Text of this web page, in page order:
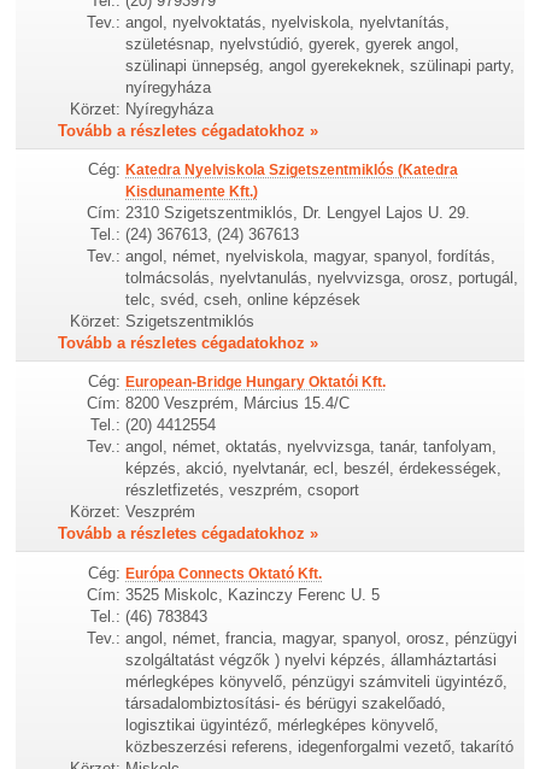
Tev.: angol, nyelvoktatás, nyelviskola, nyelvtanítás,
születésnap, nyelvstúdió, gyerek, gyerek angol,
szülinapi ünnepség, angol gyerekeknek, szülinapi party,
nyíregyháza
Körzet: Nyíregyháza
Tovább a részletes cégadatokhoz »
Cég: Katedra Nyelviskola Szigetszentmiklós (Katedra
Kisdunamente Kft.)
Cím: 2310 Szigetszentmiklós, Dr. Lengyel Lajos U. 29.
Tel.: (24) 367613, (24) 367613
Tev.: angol, német, nyelviskola, magyar, spanyol, fordítás,
tolmácsolás, nyelvtanulás, nyelvvizsga, orosz, portugál,
telc, svéd, cseh, online képzések
Körzet: Szigetszentmiklós
Tovább a részletes cégadatokhoz »
Cég: European-Bridge Hungary Oktatói Kft.
Cím: 8200 Veszprém, Március 15.4/C
Tel.: (20) 4412554
Tev.: angol, német, oktatás, nyelvvizsga, tanár, tanfolyam,
képzés, akció, nyelvtanár, ecl, beszél, érdekességek,
részletfizetés, veszprém, csoport
Körzet: Veszprém
Tovább a részletes cégadatokhoz »
Cég: Európa Connects Oktató Kft.
Cím: 3525 Miskolc, Kazinczy Ferenc U. 5
Tel.: (46) 783843
Tev.: angol, német, francia, magyar, spanyol, orosz, pénzügyi
szolgáltatást végzők ) nyelvi képzés, államháztartási
mérlegképes könyvelő, pénzügyi számviteli ügyintéző,
társadalombiztosítási- és bérügyi szakelőadó,
logisztikai ügyintéző, mérlegképes könyvelő,
közbeszerzési referens, idegenforgalmi vezető, takarító